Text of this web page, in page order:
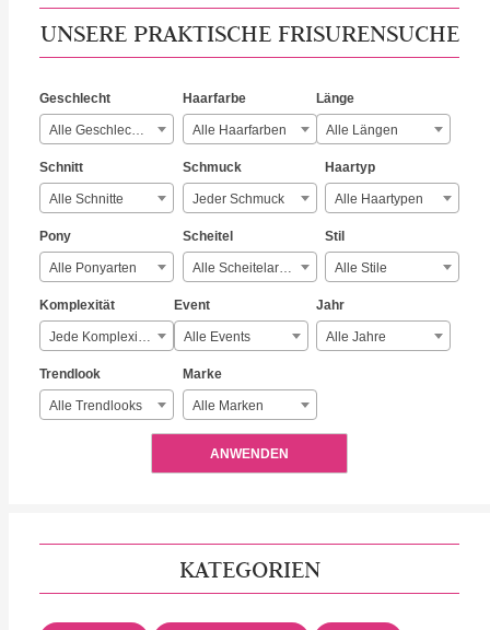
UNSERE PRAKTISCHE FRISURENSUCHE
Geschlecht
Alle Geschlechter
Haarfarbe
Alle Haarfarben
Länge
Alle Längen
Schnitt
Alle Schnitte
Schmuck
Jeder Schmuck
Haartyp
Alle Haartypen
Pony
Alle Ponyarten
Scheitel
Alle Scheitelarten
Stil
Alle Stile
Komplexität
Jede Komplexität
Event
Alle Events
Jahr
Alle Jahre
Trendlook
Alle Trendlooks
Marke
Alle Marken
ANWENDEN
KATEGORIEN